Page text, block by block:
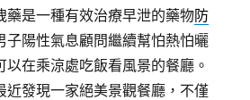
藥是一種有效治療早泄的藥物防
子陽性氣息顧問繼續幫怕熱怕曬
以在乘涼處吃飯看風景的餐廳。
近發現一家絕美景觀餐廳，不僅